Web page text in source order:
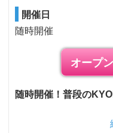
開催日
随時開催
オープ
随時開催！普段の